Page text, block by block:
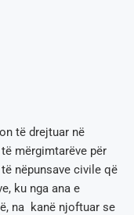
të drejtuar në
mërgimtarëve për
nëpunsave civile që
ku nga ana e
na kanë njoftuar se